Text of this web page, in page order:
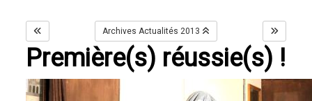
Archives Actualités 2013
Première(s) réussie(s) !